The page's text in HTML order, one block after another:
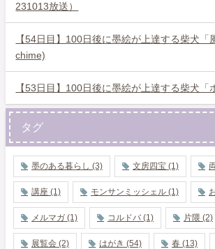
231013放送）
【54日目】100日後に墨絵が上達する柴犬「
chime)
【53日目】100日後に墨絵が上達する柴犬「
タグ
墨のある暮らし (3) 文房四宝 (1)
講座 (1) モンサンミッシェル (1)
メルマガ (1) コルドバ (1) 片隈 (2)
展覧会 (2) はがき (54) 春 (13)